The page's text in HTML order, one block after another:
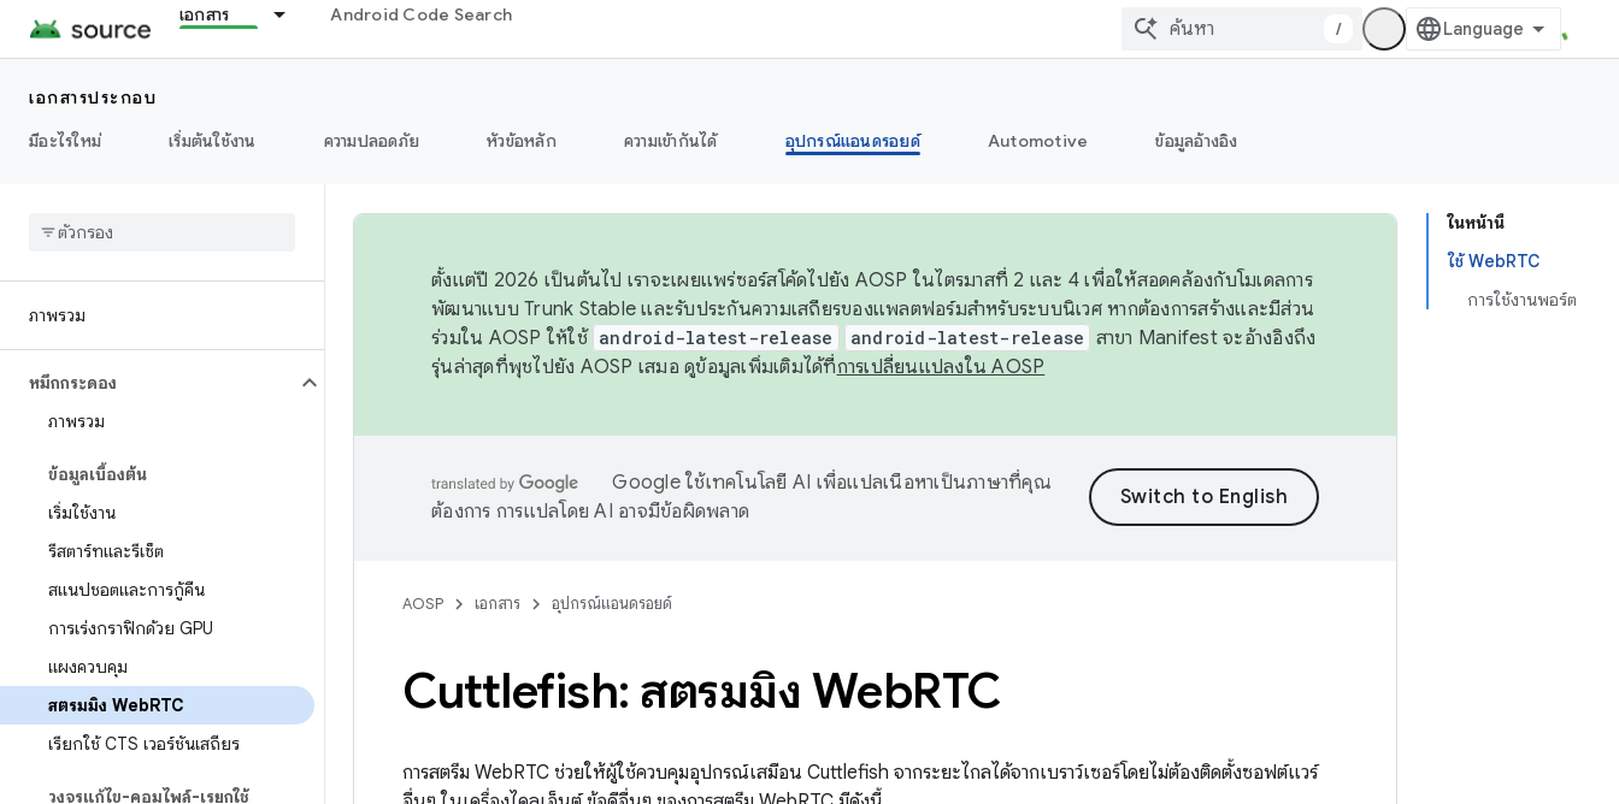
เอกสาร Android Code Search
/
เอกสารประกอบ
มีอะไรใหม่
เริ่มต้นใช้งาน ความปลอดภัย หัวข้อหลัก ความเข้ากันได้ อุปกรณ์แอนดรอยด์ Automotive ข้อมูลอ้างอิง
ภาพรวม
หมึกกระดอง
ภาพรวม
ข้อมูลเบื้องต้น
เริ่มใช้งาน
รีสตาร์ทและรีเซ็ต
สแนปชอตและการกู้คืน
การเร่งกราฟิกด้วย GPU
แผงควบคุม
สตรีมมิง WebRTC
เรียกใช้ CTS เวอร์ชันเสถียร
วงจรแก้ไข-คอมไพล์-เรียกใช้
ในหน้านี้
ใช้ WebRTC
การใช้งานพอร์ต
ตั้งแต่ปี 2026 เป็นต้นไป เราจะเผยแพร่ซอร์สโค้ดไปยัง AOSP ในไตรมาสที่ 2 และ 4 เพื่อให้สอดคล้องกับโมเดลการ
พัฒนาแบบ Trunk Stable และรับประกันความเสถียรของแพลตฟอร์มสำหรับระบบนิเวศ หากต้องการสร้างและมีส่วน
ร่วมใน AOSP ให้ใช้ android-latest-release android-latest-release สาขา Manifest จะอ้างอิงถึง
รุ่นล่าสุดที่พุชไปยัง AOSP เสมอ ดูข้อมูลเพิ่มเติมได้ที่การเปลี่ยนแปลงใน AOSP
Google ใช้เทคโนโลยี AI เพื่อแปลเนื้อหาเป็นภาษาที่คุณ
ต้องการ การแปลโดย AI อาจมีข้อผิดพลาด
AOSP เอกสาร อุปกรณ์แอนดรอยด์
Cuttlefish: สตรีมมิง WebRTC
การสตรีม WebRTC ช่วยให้ผู้ใช้ควบคุมอุปกรณ์เสมือน Cuttlefish จากระยะไกลได้จากเบราว์เซอร์โดยไม่ต้องติดตั้งซอฟต์แวร์